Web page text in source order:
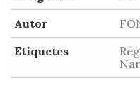
Autor
Etiquetes